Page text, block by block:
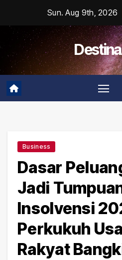
content
Sun. Aug 9th, 2026
Business
Dasar
Jadi
Insolvensi
Perkukuh
Rakyat